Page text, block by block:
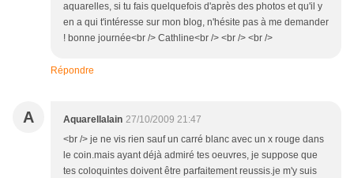
aquarelles, si tu fais quelquefois d'après des photos et qu'il y
en a qui t'intéresse sur mon blog, n'hésite pas à me demander
! bonne journée<br /> Cathline<br /> <br /> <br />
Répondre
A Aquarellalain 27/10/2009 21:47
<br /> je ne vis rien sauf un carré blanc avec un x rouge dans
le coin.mais ayant déjà admiré tes oeuvres, je suppose que
tes coloquintes doivent être parfaitement reussis.je m'y suis